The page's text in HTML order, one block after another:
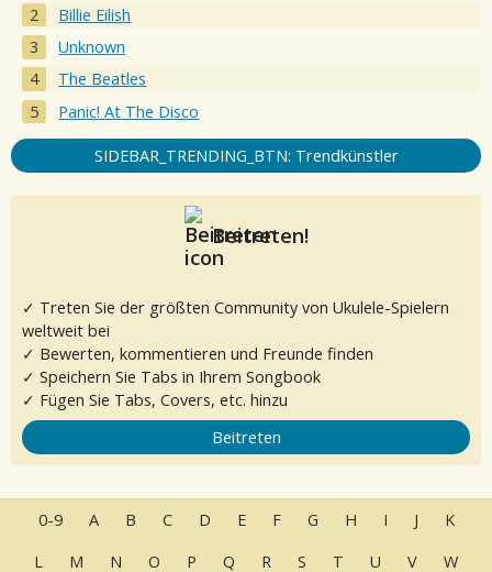
Billie Eilish
Unknown
The Beatles
Panic! At The Disco
SIDEBAR_TRENDING_BTN: Trendkünstler
Beitreten!
✓ Treten Sie der größten Community von Ukulele-Spielern
weltweit bei
✓ Bewerten, kommentieren und Freunde finden
✓ Speichern Sie Tabs in Ihrem Songbook
✓ Fügen Sie Tabs, Covers, etc. hinzu
Beitreten
0-9 A B C D E F G H I J
K
L
M N O P Q R S T U V W